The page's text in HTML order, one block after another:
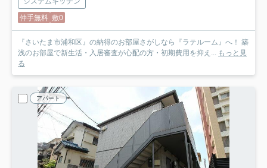
仲手無料 敷0
『さいたま市浦和区』の納得のお部屋さがしなら『ラテルーム』へ！ 築
浅のお部屋で新生活・入居審査が心配の方・初期費用を抑え... もっと見
る
アパート